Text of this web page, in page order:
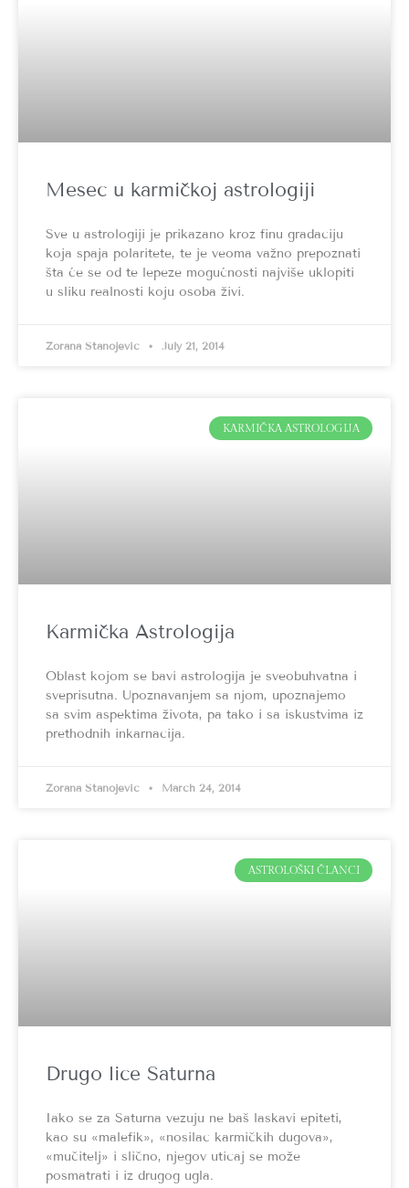
Mesec u karmičkoj astrologiji
Sve u astrologiji je prikazano kroz finu gradaciju
koja spaja polaritete, te je veoma važno prepoznati
šta će se od te lepeze mogućnosti najviše uklopiti
u sliku realnosti koju osoba živi.
Zorana Stanojević July 21, 2014
KARMIČKA ASTROLOGIJA
Karmička Astrologija
Oblast kojom se bavi astrologija je sveobuhvatna i
sveprisutna. Upoznavanjem sa njom, upoznajemo
sa svim aspektima života, pa tako i sa iskustvima iz
prethodnih inkarnacija.
Zorana Stanojević March 24, 2014
ASTROLOŠKI ČLANCI
Drugo lice Saturna
Iako se za Saturna vezuju ne baš laskavi epiteti,
kao su «malefik», «nosilac karmičkih dugova»,
«mučitelj» i slično, njegov uticaj se može
posmatrati i iz drugog ugla.